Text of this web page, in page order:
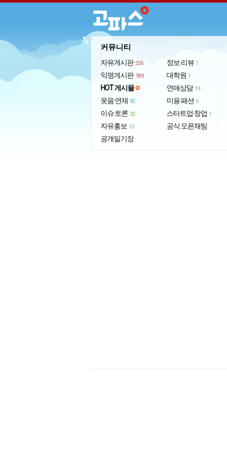
커뮤니티
자유게시판 236
익명게시판 789
HOT 게시물
웃음·연재 92
이슈·토론 20
자유홍보 13
공개일기장
정보·리뷰 1
대학원 1
연애상담 19
미용·패션 5
스타트업·창업 1
공식 오픈채팅
import_export